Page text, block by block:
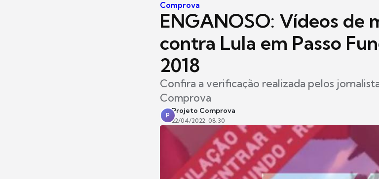
Comprova
ENGANOSO: Vídeos de
contra Lula em Passo
2018
Confira a verificação realizada pelos
Comprova
P
Projeto Comprova
22/04/2022, 08:30